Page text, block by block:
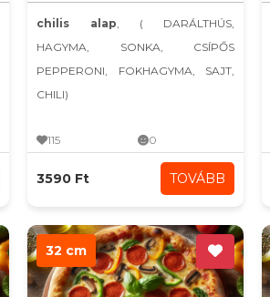
chilis alap, ( DARÁLTHÚS,
HAGYMA, SONKA, CSÍPŐS
PEPPERONI, FOKHAGYMA, SAJT,
CHILI)
115 0
3590 Ft TOVÁBB
32 cm